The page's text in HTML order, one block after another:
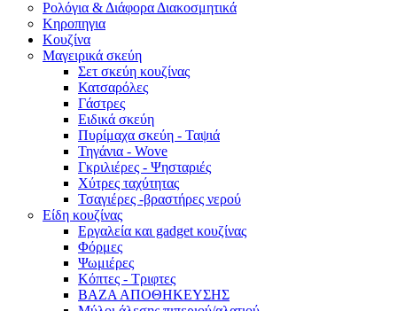
Ρολόγια & Διάφορα Διακοσμητικά
Κηροπηγια
Κουζίνα
Μαγειρικά σκεύη
Σετ σκεύη κουζίνας
Κατσαρόλες
Γάστρες
Ειδικά σκεύη
Πυρίμαχα σκεύη - Ταψιά
Τηγάνια - Wove
Γκριλιέρες - Ψησταριές
Χύτρες ταχύτητας
Τσαγιέρες -βραστήρες νερού
Είδη κουζίνας
Εργαλεία και gadget κουζίνας
Φόρμες
Ψωμιέρες
Κόπτες - Τριφτες
ΒΑΖΑ ΑΠΟΘΗΚΕΥΣΗΣ